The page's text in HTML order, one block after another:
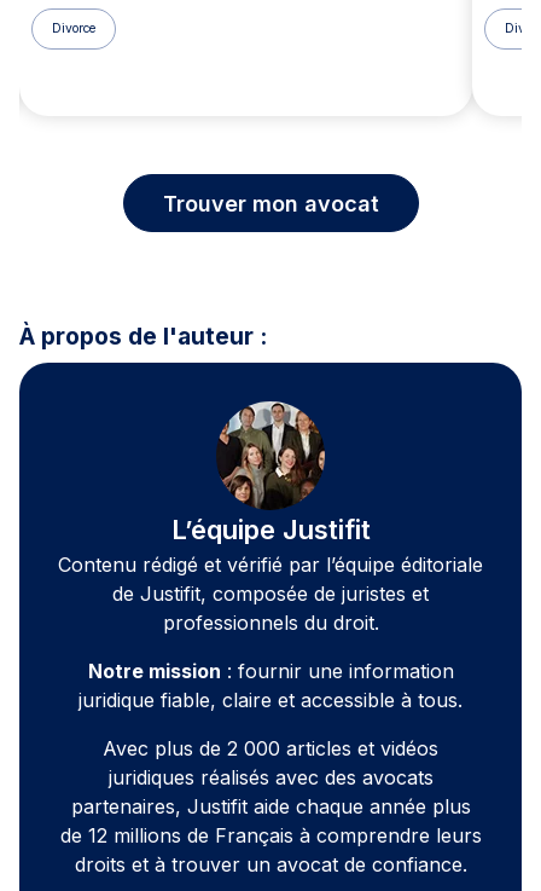
Divorce
Trouver mon avocat
À propos de l'auteur :
L’équipe Justifit
Contenu rédigé et vérifié par l’équipe éditoriale
de Justifit, composée de juristes et
professionnels du droit.
Notre mission : fournir une information
juridique fiable, claire et accessible à tous.
Avec plus de 2 000 articles et vidéos
juridiques réalisés avec des avocats
partenaires, Justifit aide chaque année plus
de 12 millions de Français à comprendre leurs
droits et à trouver un avocat de confiance.